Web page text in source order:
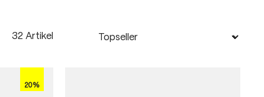
32 Artikel
20%